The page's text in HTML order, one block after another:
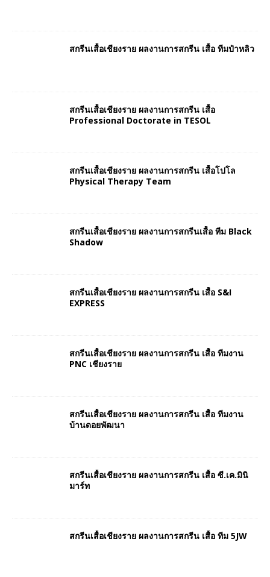
สกรีนเสื้อเชียงราย ผลงานการสกรีน เสื้อ ทีมป๋าหลิว
สกรีนเสื้อเชียงราย ผลงานการสกรีน เสื้อ
Professional Doctorate in TESOL
สกรีนเสื้อเชียงราย ผลงานการสกรีน เสื้อโปโล
Physical Therapy Team
สกรีนเสื้อเชียงราย ผลงานการสกรีนเสื้อ ทีม Black
Shadow
สกรีนเสื้อเชียงราย ผลงานการสกรีน เสื้อ S&I
EXPRESS
สกรีนเสื้อเชียงราย ผลงานการสกรีน เสื้อ ทีมงาน
PNC เชียงราย
สกรีนเสื้อเชียงราย ผลงานการสกรีน เสื้อ ทีมงาน
บ้านดอยพัฒนา
สกรีนเสื้อเชียงราย ผลงานการสกรีน เสื้อ ซี.เค.มินิ
มาร์ท
สกรีนเสื้อเชียงราย ผลงานการสกรีน เสื้อ ทีม 5JW